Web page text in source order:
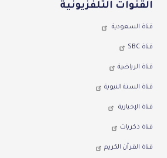
القنوات التلفزيونية
قناة السعودية
قناة SBC
قناة الرياضية
قناة السنة النبوية
قناة اﻹخبارية
قناة ذكريات
قناة القرآن الكريم